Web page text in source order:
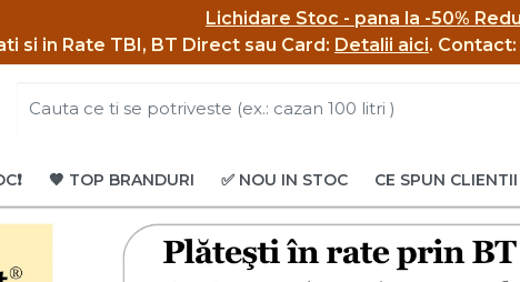
Lichidare Stoc - pana la -50%
si in Rate TBI, BT Direct sau Card: Detalii aici. Contact:
🤎 TOP BRANDURI ✅ NOU IN STOC CE SPUN CLIENTII